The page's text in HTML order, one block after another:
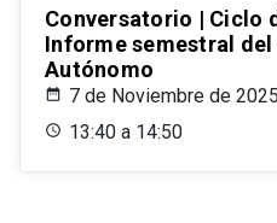
Conversatorio | Ciclo
Informe semestral del
Autónomo
7 de Noviembre de 2025
13:40 a 14:50